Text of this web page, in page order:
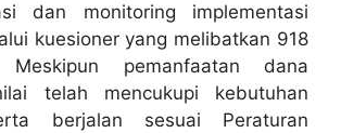
dan monitoring implementasi
kuesioner yang melibatkan 918
Meskipun pemanfaatan dana
telah mencukupi kebutuhan
berjalan sesuai Peraturan